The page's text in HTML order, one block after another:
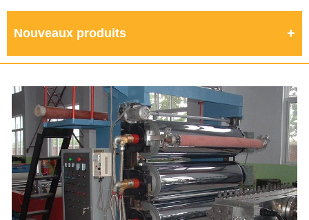
Nouveaux produits